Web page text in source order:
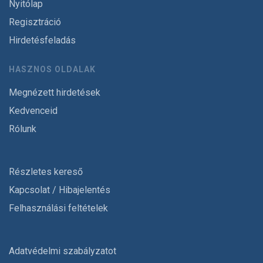
Nyitólap
Regisztráció
Hirdetésfeladás
HASZNOS OLDALAK
Megnézett hirdetések
Kedvenceid
Rólunk
Részletes kereső
Kapcsolat / Hibajelentés
Felhasználási feltételek
Adatvédelmi szabályzatot